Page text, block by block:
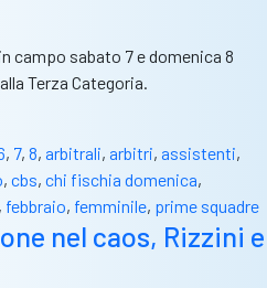
campo sabato 7 e domenica 8
Terza Categoria.
, 7, 8, arbitrali, arbitri, assistenti,
, cbs, chi fischia domenica,
, febbraio, femminile, prime squadre
nel caos, Rizzini e